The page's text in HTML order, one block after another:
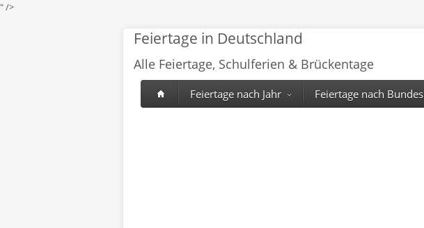
" />
Feiertage in Deutschland
Alle Feiertage, Schulferien & Brückentage
Feiertage nach Jahr Feiertage nach